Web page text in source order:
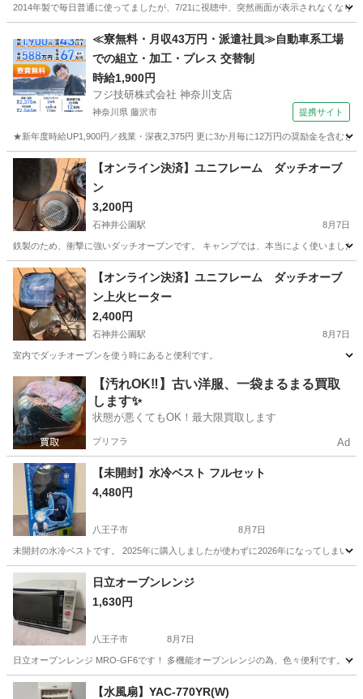
2014年製で毎日普通に使ってましたが、7/21に視聴中、突然画面が表示されなくなり
葛西駅 テレビ
≪寮無料・月収43万円・派遣社員≫自動車系工場
での組立・加工・プレス 交替制
時給1,900円
フジ技研株式会社 神奈川支店
神奈川県 藤沢市 提携サイト
★新年度時給UP1,900円／残業・深夜2,375円 更に3か月毎に12万円の奨励金を含む
神奈川 藤沢市 その他
【オンライン決済】ユニフレーム ダッチオーブ
ン
3,200円
石神井公園駅 8月7日
鉄製のため、衝撃に強いダッチオーブンです。 キャンプでは、本当によく使いまし
東京 練馬区 石神井公園駅 キッチン家電 ダッチオーブン
【オンライン決済】ユニフレーム ダッチオーブ
ン上火ヒーター
2,400円
石神井公園駅 8月7日
室内でダッチオーブンを使う時にあると便利です。
東京 練馬区 石神井公園駅 キッチン家電
【汚れOK‼️】古い洋服、一袋まるまる買取
します✨
状態が悪くてもOK！最大限買取します
プリフラ Ad
【未開封】水冷ベスト フルセット
4,480円
八王子市 8月7日
未開封の水冷ベストです。 2025年に購入しましたが使わずに2026年になってしまい
東京 八王子市 季節、空調家電
日立オーブンレンジ
1,630円
八王子市 8月7日
日立オーブンレンジ MRO-GF6です！ 多機能オーブンレンジの為、色々便利です。
東京 八王子市 キッチン家電
【水風扇】YAC-770YR(W)